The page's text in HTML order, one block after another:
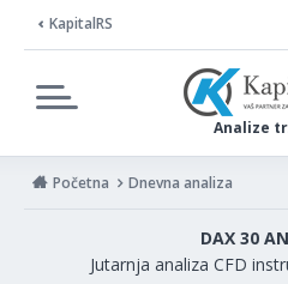
KapitalRS
Analize
Početna Dnevna analiza
DAX 30
Jutarnja analiza CFD